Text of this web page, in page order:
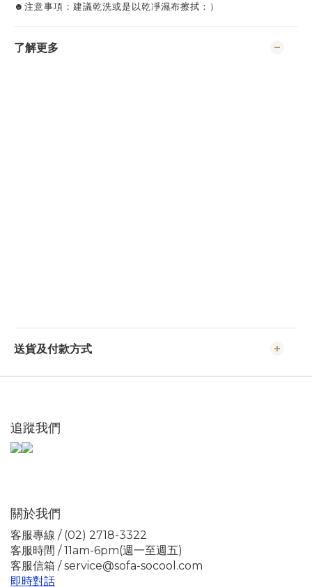
☻注意事項：建議乾洗或是以乾凈濕布擦拭：）
了解更多
送貨及付款方式
追蹤我們
關於我們
客服專線 / (02) 2718-3322
客服時間 / 11am-6pm(週一至週五)
客服信箱 / service@sofa-socool.com
即時對話